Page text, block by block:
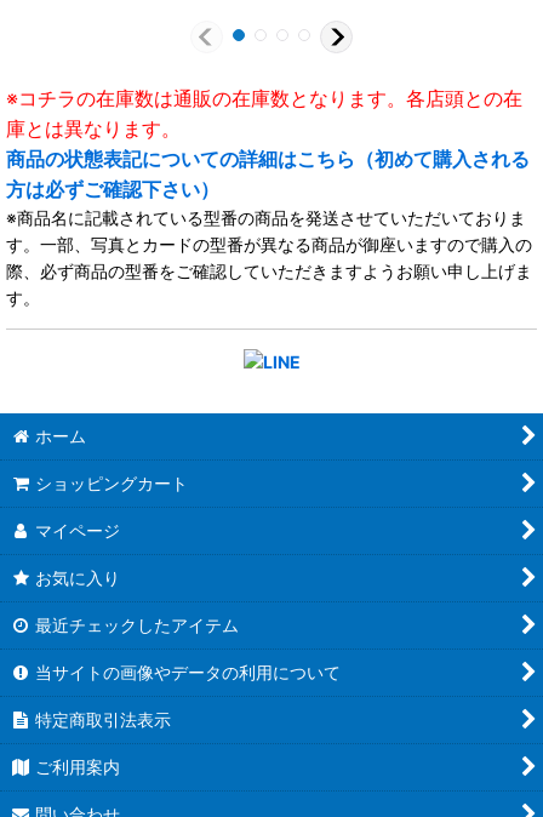
※コチラの在庫数は通販の在庫数となります。各店頭との在
庫とは異なります。
商品の状態表記についての詳細はこちら（初めて購入される
方は必ずご確認下さい）
※商品名に記載されている型番の商品を発送させていただいておりま
す。一部、写真とカードの型番が異なる商品が御座いますので購入の
際、必ず商品の型番をご確認していただきますようお願い申し上げま
す。
ホーム
ショッピングカート
マイページ
お気に入り
最近チェックしたアイテム
当サイトの画像やデータの利用について
特定商取引法表示
ご利用案内